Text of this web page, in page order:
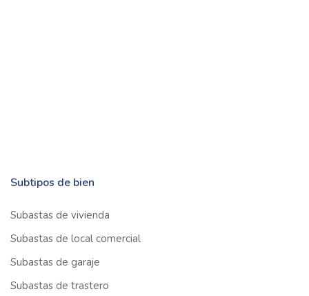
Subtipos de bien
Subastas de vivienda
Subastas de local comercial
Subastas de garaje
Subastas de trastero